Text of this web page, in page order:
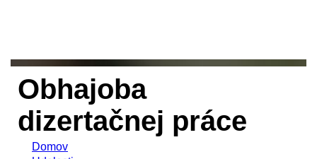
Obhajoba
dizertačnej práce
Domov